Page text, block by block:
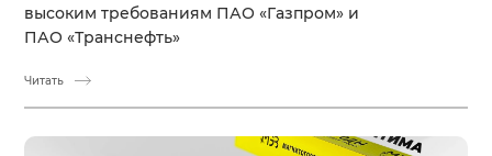
высоким требованиям ПАО «Газпром» и
ПАО «Транснефть»
Читать